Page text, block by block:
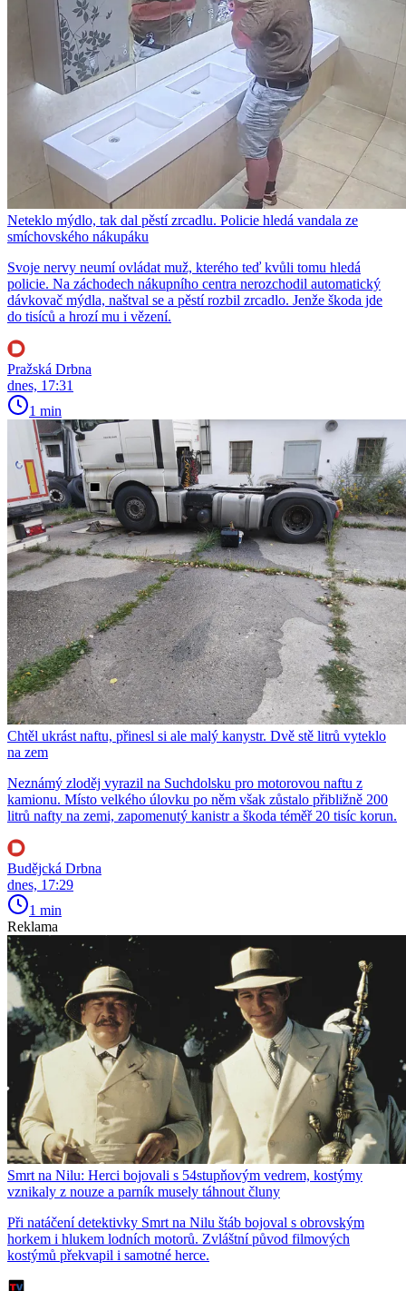
Neteklo mýdlo, tak dal pěstí zrcadlu. Policie hledá vandala ze
smíchovského nákupáku
Svoje nervy neumí ovládat muž, kterého teď kvůli tomu hledá
policie. Na záchodech nákupního centra nerozchodil automatický
dávkovač mýdla, naštval se a pěstí rozbil zrcadlo. Jenže škoda jde
do tisíců a hrozí mu i vězení.
Pražská Drbna
dnes, 17:31
1 min
Chtěl ukrást naftu, přinesl si ale malý kanystr. Dvě stě litrů vyteklo
na zem
Neznámý zloděj vyrazil na Suchdolsku pro motorovou naftu z
kamionu. Místo velkého úlovku po něm však zůstalo přibližně 200
litrů nafty na zemi, zapomenutý kanistr a škoda téměř 20 tisíc korun.
Budějcká Drbna
dnes, 17:29
1 min
Reklama
Smrt na Nilu: Herci bojovali s 54stupňovým vedrem, kostýmy
vznikaly z nouze a parník musely táhnout čluny
Při natáčení detektivky Smrt na Nilu štáb bojoval s obrovským
horkem i hlukem lodních motorů. Zvláštní původ filmových
kostýmů překvapil i samotné herce.